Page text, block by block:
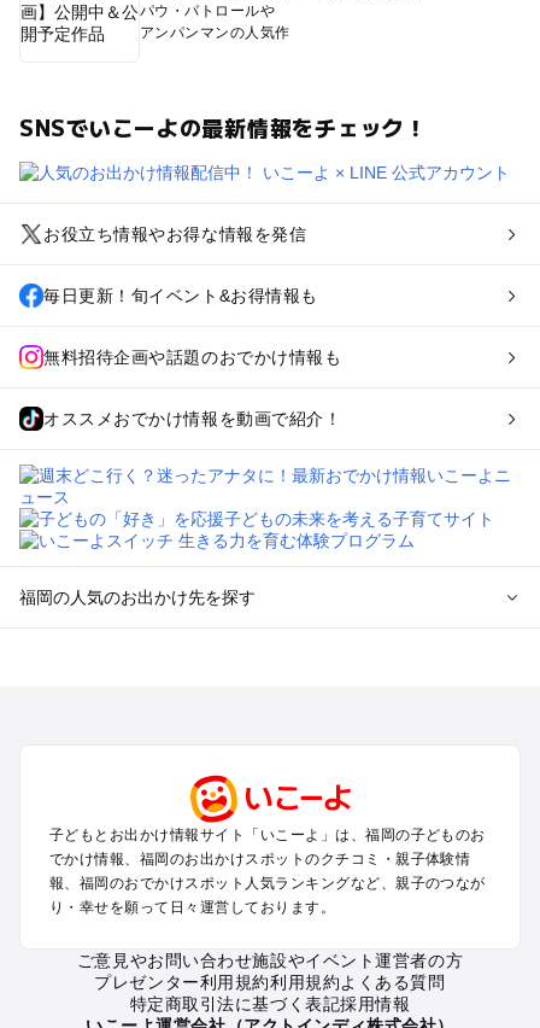
パウ・パトロールや
アンパンマンの人気作
SNSでいこーよの最新情報をチェック！
お役立ち情報やお得な情報を発信
毎日更新！旬イベント&お得情報も
無料招待企画や話題のおでかけ情報も
オススメおでかけ情報を動画で紹介！
福岡の人気のお出かけ先を探す
柳川・八女・筑後のプールお出かけ
糸島・前原のプールお出かけ
太宰府・宗像のプールお出かけ
福岡の定番お出かけスポット
福岡の動物園
福岡のバーベキュー
福岡の釣り
子どもとお出かけ情報サイト「いこーよ」は、福岡の子どものお
でかけ情報、福岡のお出かけスポットのクチコミ・親子体験情
報、福岡のおでかけスポット人気ランキングなど、親子のつなが
り・幸せを願って日々運営しております。
ご意見やお問い合わせ施設やイベント運営者の方
プレゼンター利用規約利用規約よくある質問
特定商取引法に基づく表記採用情報